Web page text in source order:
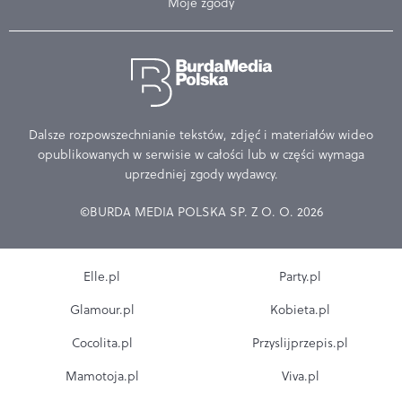
Dalsze rozpowszechnianie tekstów, zdjęć i materiałów wideo
opublikowanych w serwisie w całości lub w części wymaga
uprzedniej zgody wydawcy.
©BURDA MEDIA POLSKA SP. Z O. O. 2026
Elle.pl
Glamour.pl
Cocolita.pl
Mamotoja.pl
Party.pl
Kobieta.pl
Przyslijprzepis.pl
Viva.pl